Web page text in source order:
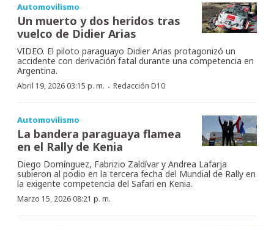
Automovilismo
Un muerto y dos heridos tras
vuelco de Didier Arias
VIDEO. El piloto paraguayo Didier Arias protagonizó un
accidente con derivación fatal durante una competencia en
Argentina.
Abril 19, 2026 03:15 p. m. · Redacción D10
Automovilismo
La bandera paraguaya flamea
en el Rally de Kenia
Diego Domínguez, Fabrizio Zaldívar y Andrea Lafarja
subieron al podio en la tercera fecha del Mundial de Rally en
la exigente competencia del Safari en Kenia.
Marzo 15, 2026 08:21 p. m.